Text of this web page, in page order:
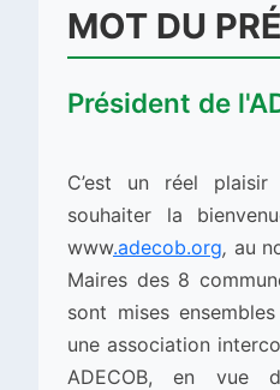
MOT DU
Président de
C’est un réel
souhaiter la
www.adecob.org, au
Maires des 8
sont mises
une association
ADECOB, en vue